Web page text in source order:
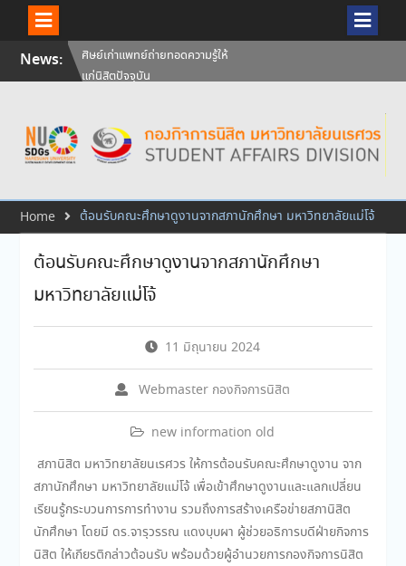
SkipNews:
วันคล้ายวันสถาปนามหาวิทยาลัย
นเรศวร ครบรอบ 36 ปี 29
สัมภาษณ์นิสิตเพื่อพิจารณาเข้ารับ
ทุนการศึกษามหาวิทยาลัยนเรศวร
ประจำปีการศึกษา 256
แก่นิสิตปัจจุบัน
Home ต้อนรับคณะศึกษาดูงานจากสภานักศึกษา มหาวิทยาลัยแม่โจ้
ต้อนรับคณะศึกษาดูงานจากสภานักศึกษา
มหาวิทยาลัยแม่โจ้
11 มิถุนายน 2024
Webmaster กองกิจการนิสิต
new information old
สภานิสิต มหาวิทยาลัยนเรศวร ให้การต้อนรับคณะศึกษาดูงาน จาก
สภานักศึกษา มหาวิทยาลัยแม่โจ้ เพื่อเข้าศึกษาดูงานและแลกเปลี่ยน
เรียนรู้กระบวนการการทำงาน รวมถึงการสร้างเครือข่ายสภานิสิต
นักศึกษา โดยมี ดร.จารุวรรณ แดงบุบผา ผู้ช่วยอธิการบดีฝ่ายกิจการ
นิสิต ให้เกียรติกล่าวต้อนรับ พร้อมด้วยผู้อำนวยการกองกิจการนิสิต